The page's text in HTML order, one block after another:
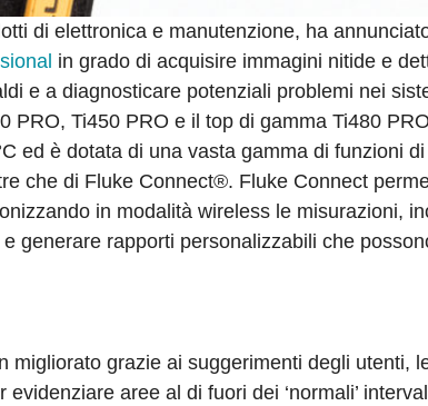
di elettronica e manutenzione, ha
in grado di acquisire immagini nitide e
e a diagnosticare potenziali problemi nei
PRO, Ti450 PRO e il top di gamma Ti480
ed è dotata di una vasta gamma di funzioni di
che di Fluke Connect®. Fluke Connect
in modalità wireless le misurazioni,
generare rapporti personalizzabili che
migliorato grazie ai suggerimenti degli utenti,
aree al di fuori dei ‘normali’